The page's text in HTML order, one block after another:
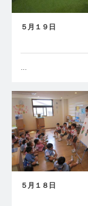
５月１９日
５月１８日